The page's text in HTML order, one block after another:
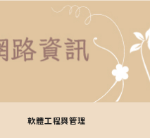
軟體工程與管理